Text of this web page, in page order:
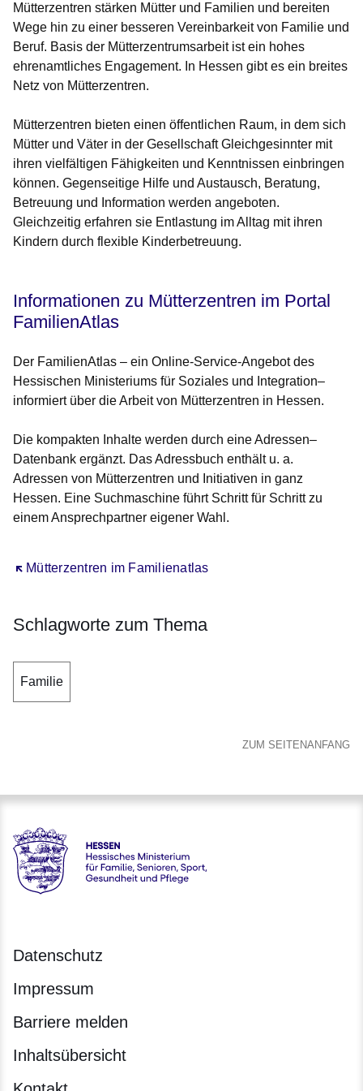
Mütterzentren stärken Mütter und Familien und bereiten
Wege hin zu einer besseren Vereinbarkeit von Familie und
Beruf. Basis der Mütterzentrumsarbeit ist ein hohes
ehrenamtliches Engagement. In Hessen gibt es ein breites
Netz von Mütterzentren.
Mütterzentren bieten einen öffentlichen Raum, in dem sich
Mütter und Väter in der Gesellschaft Gleichgesinnter mit
ihren vielfältigen Fähigkeiten und Kenntnissen einbringen
können. Gegenseitige Hilfe und Austausch, Beratung,
Betreuung und Information werden angeboten.
Gleichzeitig erfahren sie Entlastung im Alltag mit ihren
Kindern durch flexible Kinderbetreuung.
Informationen zu Mütterzentren im Portal
FamilienAtlas
Der FamilienAtlas – ein Online-Service-Angebot des
Hessischen Ministeriums für Soziales und Integration–
informiert über die Arbeit von Mütterzentren in Hessen.
Die kompakten Inhalte werden durch eine Adressen–
Datenbank ergänzt. Das Adressbuch enthält u. a.
Adressen von Mütterzentren und Initiativen in ganz
Hessen. Eine Suchmaschine führt Schritt für Schritt zu
einem Ansprechpartner eigener Wahl.
Mütterzentren im Familienatlas
Öffnet sich in einem neuen Fenster
Schlagworte zum Thema
Familie
ZUM SEITENANFANG
Hessen - Hessisches Ministerium für Familie, Senioren,
Datenschutz
Impressum
Barriere melden
Inhaltsübersicht